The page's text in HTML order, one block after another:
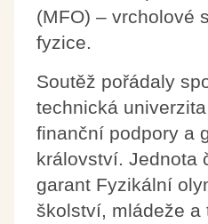
(MFO) – vrcholové
fyzice.
Soutěž pořádaly
technická
finanční podpory a
království. Jednota
garant Fyzikální
školství, mládeže a